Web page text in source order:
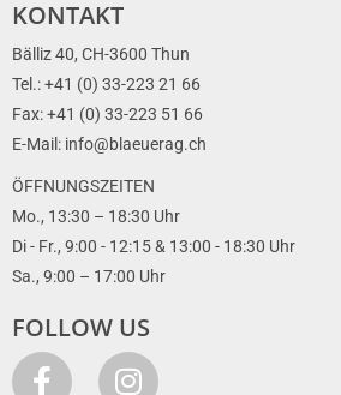
KONTAKT
Bälliz 40, CH-3600 Thun
Tel.: +41 (0) 33-223 21 66
Fax: +41 (0) 33-223 51 66
E-Mail: info@blaeuerag.ch
ÖFFNUNGSZEITEN
Mo., 13:30 – 18:30 Uhr
Di - Fr., 9:00 - 12:15 & 13:00 - 18:30 Uhr
Sa., 9:00 – 17:00 Uhr
FOLLOW US